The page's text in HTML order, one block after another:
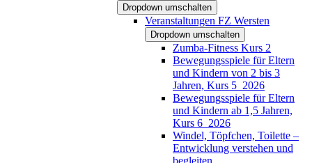
Dropdown umschalten
Veranstaltungen FZ Wersten
Dropdown umschalten
Zumba-Fitness Kurs 2
Bewegungsspiele für Eltern
und Kindern von 2 bis 3
Jahren, Kurs 5_2026
Bewegungsspiele für Eltern
und Kindern ab 1,5 Jahren,
Kurs 6_2026
Windel, Töpfchen, Toilette –
Entwicklung verstehen und
begleiten